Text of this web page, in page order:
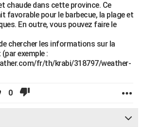
chaude dans cette province. Ce
favorable pour le barbecue, la plage et
En outre, vous pouvez faire le
chercher les informations sur la
exemple :
fr/th/krabi/318797/weather-
0